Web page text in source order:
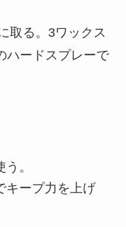
取る。3ワックス
ハードスプレーで
。
ープ力を上げ